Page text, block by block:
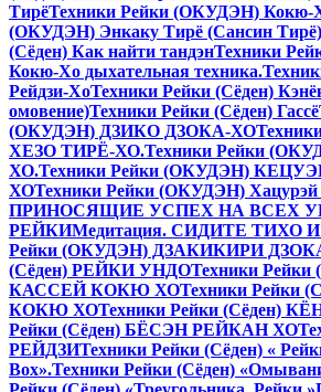
ТирёТехники Рейки (ОКУДЭН) Кокю-
(ОКУДЭН) Энкаку Тирё (Сансин Тирё)
(Сёден) Как найти тандэнТехники
Кокю-Хо дыхательная техника.
Рейдзи-ХоТехники Рейки (Сёден)
омовение)Техники Рейки (Сёден) Гассё
(ОКУДЭН) ДЗИКО ДЗОКА-ХО
ХЕЗО ТИРЁ-ХО.Техники Рейки
ХО.Техники Рейки (ОКУДЭН)
ХОТехники Рейки (ОКУДЭН)
ПРИНОСЯЩИЕ УСПЕХ НА ВСЕХ
РЕЙКИМедитация. СИДИТЕ ТИХО
Рейки (ОКУДЭН) ДЗАКИКИРИ
(Сёден) РЕЙКИ УНДОТехники
КАССЕЙ КОКЮ ХОТехники Рейки
КОКЮ ХОТехники Рейки (Сёден)
Рейки (Сёден) БЁСЭН РЕЙКАН ХО
РЕЙДЗИТехники Рейки (Сёден) «
Вox».Техники Рейки (Сёден)